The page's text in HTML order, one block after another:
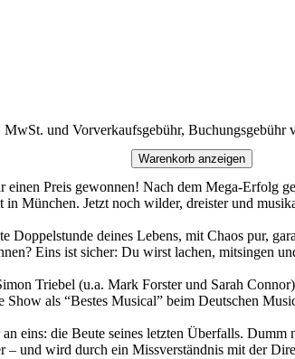
MwSt. und Vorverkaufsgebühr, Buchungsgebühr
Warenkorb anzeigen
einen Preis gewonnen! Nach dem Mega-
München. Jetzt noch wilder, dreister und
Doppelstunde deines Lebens, mit Chaos pur,
Eins ist sicher: Du wirst lachen, mitsingen
Triebel (u.a. Mark Forster und Sarah
als “Bestes Musical” beim Deutschen
eins: die Beute seines letzten Überfalls.
und wird durch ein Missverständnis mit der